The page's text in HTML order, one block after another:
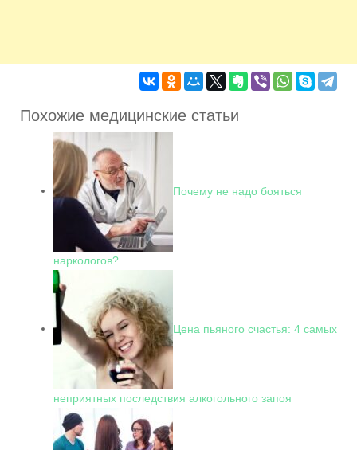
Похожие медицинские статьи
Почему не надо бояться
наркологов?
Цена пьяного счастья: 4 самых
неприятных последствия алкогольного запоя